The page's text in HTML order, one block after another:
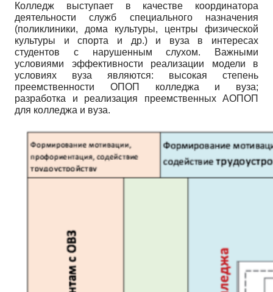
Колледж выступает в качестве координатора
деятельности служб специального назначения
(поликлиники, дома культуры, центры физической
культуры и спорта и др.) и вуза в интересах
студентов с нарушенным слухом. Важными
условиями эффективности реализации модели в
условиях вуза являются: высокая степень
преемственности ОПОП колледжа и вуза;
разработка и реализация преемственных АОПОП
для колледжа и вуза.